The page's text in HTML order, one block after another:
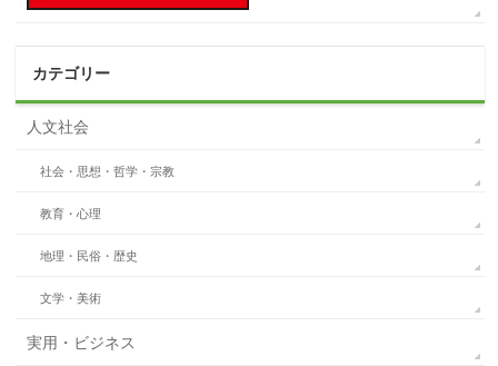
カテゴリー
人文社会
社会・思想・哲学・宗教
教育・心理
地理・民俗・歴史
文学・美術
実用・ビジネス